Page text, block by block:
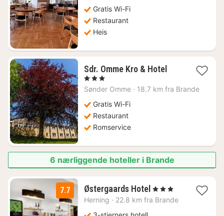
Gratis Wi-Fi
Restaurant
Heis
Sdr. Omme Kro & Hotel1
fra
, 3 Stjerner
Sønder Omme · 18.7 km fra Brande
Gratis Wi-Fi
Restaurant
Romservice
6 nærliggende hoteller i Brande
7.7 Østergaards Hotel 2
netter
, 3 Stjerner
Herning · 22.8 km fra Brande